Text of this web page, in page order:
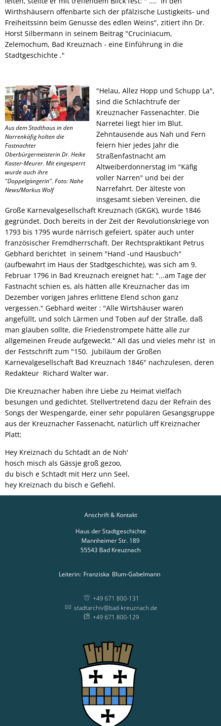
Wirthshäusern offenbarte sich der pfälzische Lustigkeits- und
Freiheitssinn beim Genusse des edlen Weins", zitiert ihn Dr.
Horst Silbermann in seinem Beitrag "Cruciniacum,
Zelemochum, Bad Kreuznach - eine Einführung in die
Stadtgeschichte ."
Aus dem Stadthaus in den
Narrenkäfig holten die
Fastnachter
Oberbürgermeisterin Dr. Heike
Kaster-Meurer. Mit eingesperrt
wurde auch ihre
"Doppelgängerin". Foto: Nahe
News/Markus Wolf
"Helau, Allez Hopp und Schupp La",
sind die Schlachtrufe der
Kreuznacher Fassenachter. Die
Narretei liegt hier im Blut.
Zehntausende aus Nah und Fern
feiern hier jedes Jahr die
Straßenfastnacht am
Altweiberdonnerstag im "Käfig
voller Narren" und bei der
Narrefahrt. Der älteste von
insgesamt sieben Vereinen, die
Große Karnevalgesellschaft Kreuznach (GKGK), wurde 1846
gegründet. Doch bereits in der Zeit der Revolutionskriege von
1793 bis 1795 wurde närrisch gefeiert, später auch unter
französischer Fremdherrschaft. Der Rechtspraktikant Petrus
Gebhard berichtet in seinem "Hand -und Hausbuch"
(aufbewahrt im Haus der Stadtgeschichte), was sich am 9.
Februar 1796 in Bad Kreuznach ereignet hat: "...am Tage der
Fastnacht schien es, als hätten alle Kreuznacher das im
Dezember vorigen Jahres erlittene Elend schon ganz
vergessen." Gebhard weiter : "Alle Wirtshäuser waren
angefüllt, und solch Lärmen und Toben auf der Straße, daß
man glauben sollte, die Friedenstrompete hätte alle zur
allgemeinen Freude aufgeweckt." All das und vieles mehr ist in
der Festschrift zum "150. Jubiläum der Großen
Karnevalgesellschaft Bad Kreuznach 1846" nachzulesen, deren
Redakteur Richard Walter war.
Die Kreuznacher haben ihre Liebe zu Heimat vielfach
besungen und gedichtet. Stellvertretend dazu der Refrain des
Songs der Wespengarde, einer sehr populären Gesangsgruppe
aus der Kreuznacher Fassenacht, natürlich uff Kreiznacher
Platt:
Hey Kreiznach du Schtadt an de Noh'
hosch misch als Gässje groß gezoo,
du bisch e Schtadt mit Herz unn Seel,
hey Kreiznach du bisch e Gefiehl.
Anschrift & Kontakt
Haus der Stadtgeschichte
Mannheimer Str. 189
55543 Bad Kreuznach
Leiterin: Franziska Blum-Gabelmann
+49 671 800-131
stadtarchiv@bad-kreuznach.de
+49 671 800-129